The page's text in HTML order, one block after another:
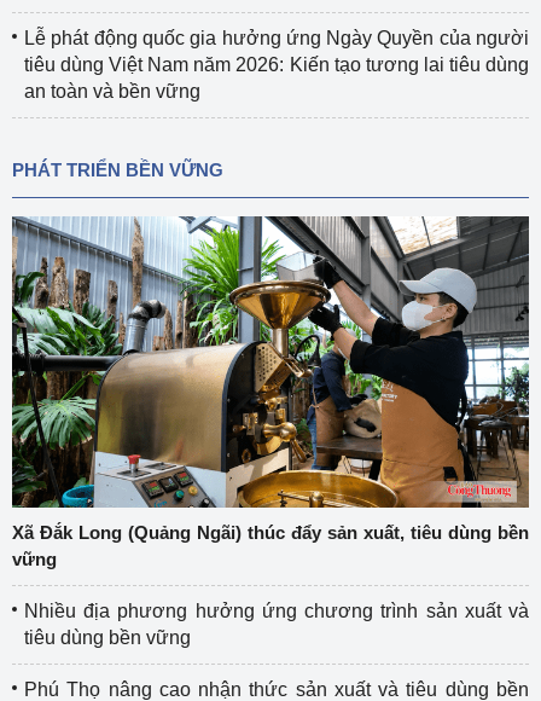
Lễ phát động quốc gia hưởng ứng Ngày Quyền của người
tiêu dùng Việt Nam năm 2026: Kiến tạo tương lai tiêu dùng
an toàn và bền vững
PHÁT TRIỂN BỀN VỮNG
Xã Đắk Long (Quảng Ngãi) thúc đẩy sản xuất, tiêu dùng bền
vững
Nhiều địa phương hưởng ứng chương trình sản xuất và
tiêu dùng bền vững
Phú Thọ nâng cao nhận thức sản xuất và tiêu dùng bền